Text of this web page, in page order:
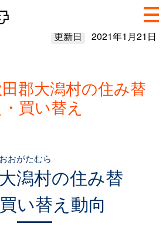
更新日 2021年1月21日
郡大潟村の住み替
買い替え
大潟村
おおがたむら
の住み替
い替え動向